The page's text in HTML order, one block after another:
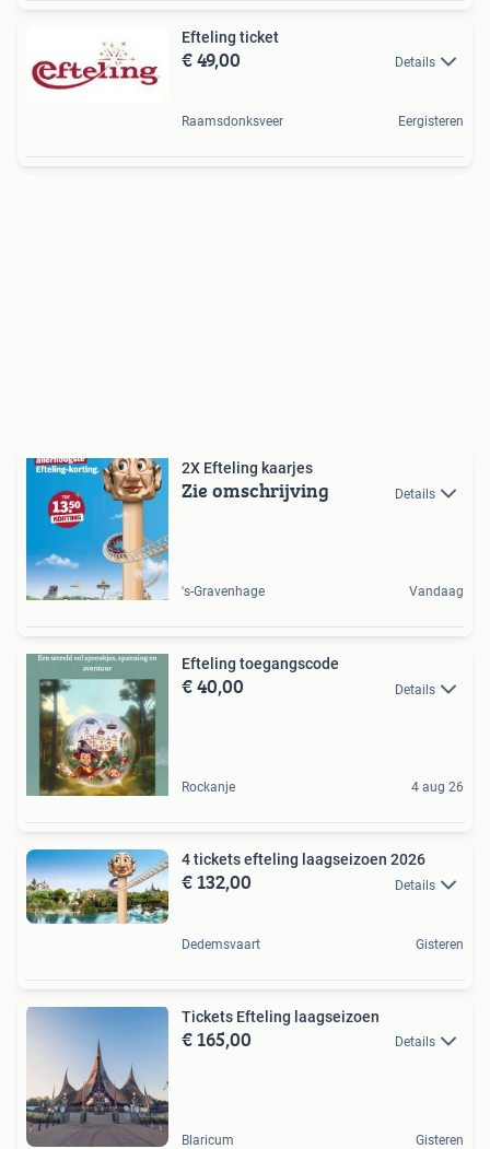
Efteling ticket
€ 49,00 Details
Raamsdonksveer Eergisteren
2X Efteling kaarjes
Zie omschrijving Details
's-Gravenhage Vandaag
Efteling toegangscode
€ 40,00 Details
Rockanje 4 aug 26
4 tickets efteling laagseizoen 2026
€ 132,00 Details
Dedemsvaart Gisteren
Tickets Efteling laagseizoen
€ 165,00 Details
Blaricum Gisteren